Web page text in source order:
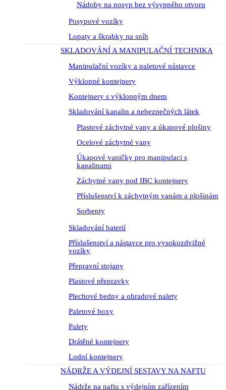
Nádoby na posyp bez výsypného otvoru
Posypové vozíky
Lopaty a škrabky na sníh
SKLADOVÁNÍ A MANIPULAČNÍ TECHNIKA
Manipulační vozíky a paletové nástavce
Výklopné kontejnery
Kontejnery s výklopným dnem
Skladování kapalin a nebezpečných látek
Plastové záchytné vany a úkapové plošiny
Ocelové záchytné vany
Úkapové vaničky pro manipulaci s
kapalinami
Záchytné vany pod IBC kontejnery
Příslušenství k záchytným vanám a plošinám
Sorbenty
Skladování baterií
Příslušenství a nástavce pro vysokozdvižné
vozíky
Přepravní stojany
Plastové přepravky
Plechové bedny a ohradové palety
Paletové boxy
Palety
Drátěné kontejnery
Lodní kontejnery
NÁDRŽE A VÝDEJNÍ SESTAVY NA NAFTU
Nádrže na naftu s výdejním zařízením